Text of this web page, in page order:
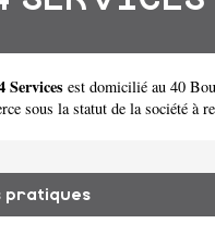
Services est domicilié au 40
sous la statut de la société à